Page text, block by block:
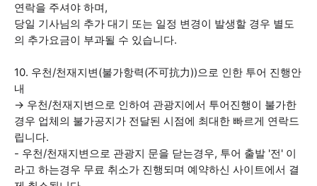
연락을 주셔야 하며,
당일 기사님의 추가 대기 또는 일정 변경이 발생할 경우 별도
의 추가요금이 부과될 수 있습니다.
10. 우천/천재지변(불가항력(不可抗力))으로 인한 투어 진행안
내
→ 우천/천재지변으로 인하여 관광지에서 투어진행이 불가한
경우 업체의 불가공지가 전달된 시점에 최대한 빠르게 연락드
립니다.
- 우천/천재지변으로 관광지 문을 닫는경우, 투어 출발 '전' 이
라고 하는경우 무료 취소가 진행되며 예약하신 사이트에서 결